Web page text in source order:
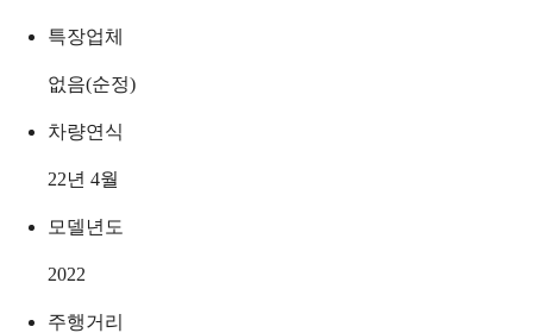
특장업체
없음(순정)
차량연식
22년 4월
모델년도
2022
주행거리